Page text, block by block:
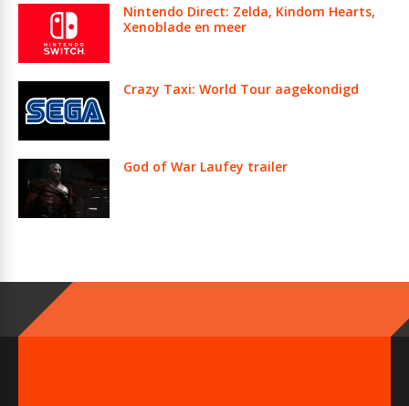
Nintendo Direct: Zelda, Kindom Hearts,
Xenoblade en meer
Crazy Taxi: World Tour aagekondigd
God of War Laufey trailer